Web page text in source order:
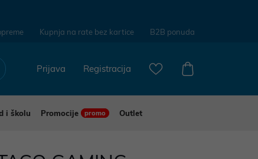
Kupnja na rate bez kartice B2B ponuda
Registracija
Prijava
i školu Promocije promo
Outlet